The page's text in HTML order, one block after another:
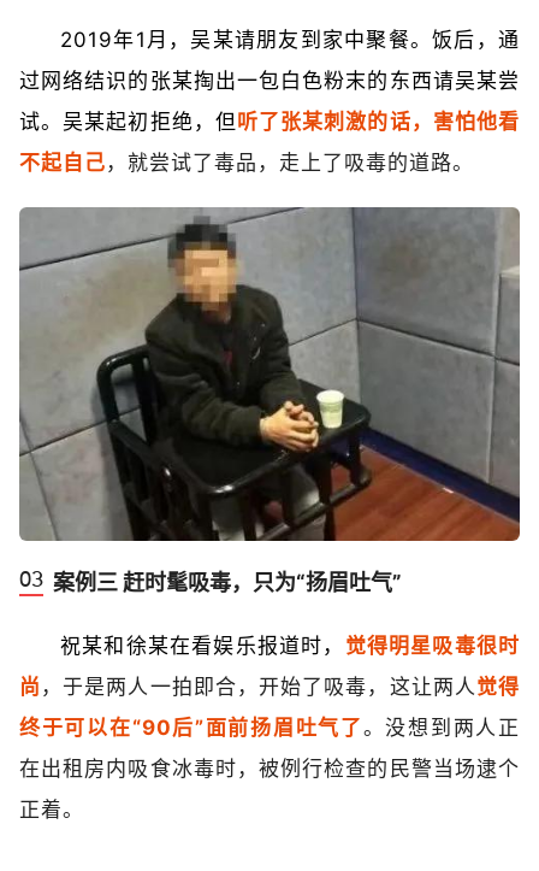
2019年1月，吴某请朋友到家中聚餐。饭后，通
过网络结识的张某掏出一包白色粉末的东西请吴某尝
试。吴某起初拒绝，但听了张某刺激的话，害怕他看
不起自己 ，就尝试了毒品，走上了吸毒的道路。
案例三 赶时髦吸毒，只为“扬眉吐气”
祝某和徐某在看娱乐报道时， 觉得明星吸毒很时
尚 ，于是两人一拍即合，开始了吸毒，这让两人觉得
终于可以在“90后”面前扬眉吐气了。没想到两人正
在出租房内吸食冰毒时，被例行检查的民警当场逮个
正着。